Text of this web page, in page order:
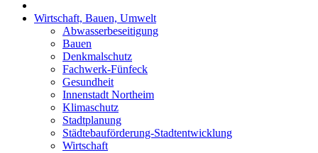
Wirtschaft, Bauen, Umwelt
Abwasserbeseitigung
Bauen
Denkmalschutz
Fachwerk-Fünfeck
Gesundheit
Innenstadt Northeim
Klimaschutz
Stadtplanung
Städtebauförderung-Stadtentwicklung
Wirtschaft